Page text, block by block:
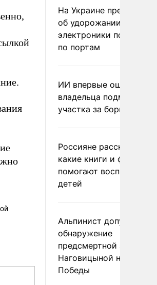
На Украине
об удорожании
электроники после
по портам
ИИ впервые
владельца
участка за борщевик
Россияне рассказали,
какие книги и фильмы
помогают воспитывать
детей
Альпинист допустил
обнаружение
предсмертной записки
Наговицыной на пике
Победы